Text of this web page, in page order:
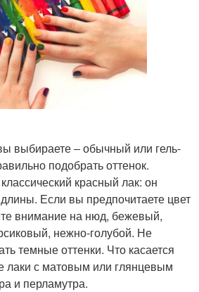
выбираете ‒ обычный или гель-
подобрать оттенок.
красный лак: он
Если вы предпочитаете цвет
внимание на нюд, бежевый,
нежно-голубой. Не
темные оттенки. Что касается
лаки с матовым или глянцевым
и перламутра.